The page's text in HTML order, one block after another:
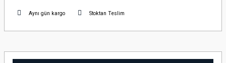
Aynı gün kargo Stoktan Teslim